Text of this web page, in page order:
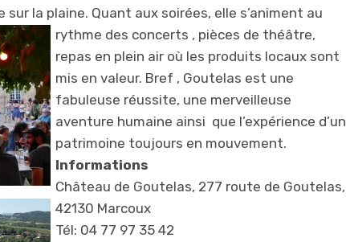
la plaine. Quant aux soirées, elle s’animent au
rythme des concerts , pièces de théâtre,
repas en plein air où les produits locaux sont
mis en valeur. Bref , Goutelas est une
fabuleuse réussite, une merveilleuse
aventure humaine ainsi que l’expérience d’un
patrimoine toujours en mouvement.
Informations
Château de Goutelas, 277 route de Goutelas,
42130 Marcoux
Tél: 04 77 97 35 42